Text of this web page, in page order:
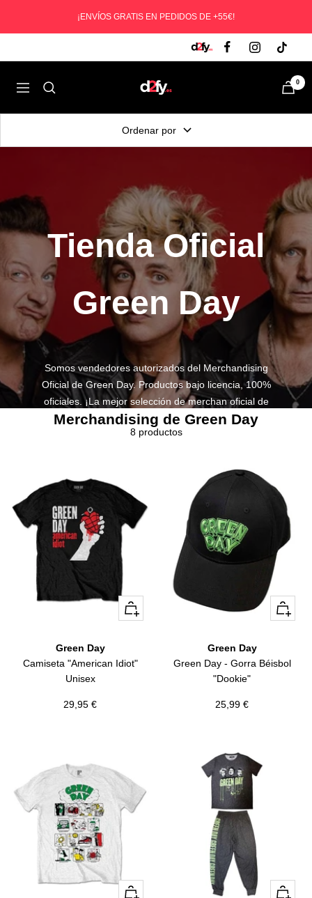
¡ENVÍOS GRATIS EN PEDIDOS DE +55€!
Navegación
D2fy
Direct
To
Fans
0
Ordenar por
Tienda Oficial
Green Day
Somos vendedores autorizados del Merchandising
Oficial de Green Day. Productos bajo licencia, 100%
oficiales. ¡La mejor selección de merchan oficial de
Green Day ya a tu alcance!
Merchandising de Green Day
8 productos
Vista
rápida
Green Day
Camiseta "American Idiot"
Unisex
Precio
29,95 €
+
Añadir
Green Day
Green Day - Gorra Béisbol
"Dookie"
Precio
25,99 €
Vista
Vista